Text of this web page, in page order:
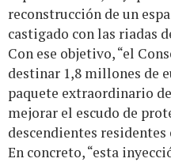
reconstrucción de un
castigado con las riadas
Con ese objetivo, “el
destinar 1,8 millones de
paquete extraordinario
mejorar el escudo de
descendientes residentes
En concreto, “esta